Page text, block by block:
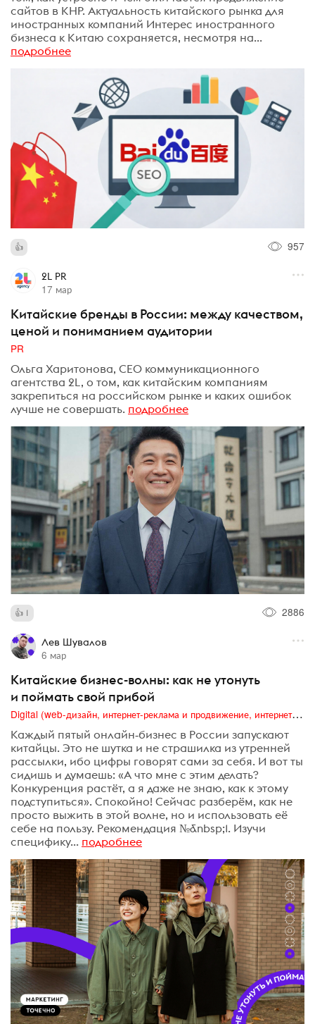
сайтов в КНР. Актуальность китайского рынка для
иностранных компаний Интерес иностранного
бизнеса к Китаю сохраняется, несмотря на...
подробнее
957
2L PR
17 мар
Китайские бренды в России: между качеством,
ценой и пониманием аудитории
PR
Ольга Харитонова, СЕО коммуникационного
агентства 2L, о том, как китайским компаниям
закрепиться на российском рынке и каких ошибок
лучше не совершать. подробнее
1 2886
Лев Шувалов
6 мар
Китайские бизнес-волны: как не утонуть
и поймать свой прибой
Digital (web-дизайн, интернет-реклама и продвижение, интернет-сообщества и блоги, интернет-коммуникации, мобильный маркетинг, реклама на цифровых экранах)
Каждый пятый онлайн‑бизнес в России запускают
китайцы. Это не шутка и не страшилка из утренней
рассылки, ибо цифры говорят сами за себя. И вот ты
сидишь и думаешь: «А что мне с этим делать?
Конкуренция растёт, а я даже не знаю, как к этому
подступиться». Спокойно! Сейчас разберём, как не
просто выжить в этой волне, но и использовать её
себе на пользу. Рекомендация №&nbsp;1. Изучи
специфику... подробнее